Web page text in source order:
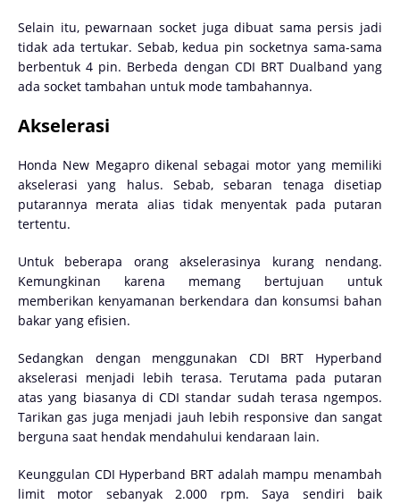
Selain itu, pewarnaan socket juga dibuat sama persis jadi
tidak ada tertukar. Sebab, kedua pin socketnya sama-sama
berbentuk 4 pin. Berbeda dengan CDI BRT Dualband yang
ada socket tambahan untuk mode tambahannya.
Akselerasi
Honda New Megapro dikenal sebagai motor yang memiliki
akselerasi yang halus. Sebab, sebaran tenaga disetiap
putarannya merata alias tidak menyentak pada putaran
tertentu.
Untuk beberapa orang akselerasinya kurang nendang.
Kemungkinan karena memang bertujuan untuk
memberikan kenyamanan berkendara dan konsumsi bahan
bakar yang efisien.
Sedangkan dengan menggunakan CDI BRT Hyperband
akselerasi menjadi lebih terasa. Terutama pada putaran
atas yang biasanya di CDI standar sudah terasa ngempos.
Tarikan gas juga menjadi jauh lebih responsive dan sangat
berguna saat hendak mendahului kendaraan lain.
Keunggulan CDI Hyperband BRT adalah mampu menambah
limit motor sebanyak 2.000 rpm. Saya sendiri baik